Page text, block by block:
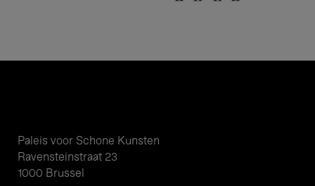
Paleis voor Schone Kunsten
Ravensteinstraat 23
1000 Brussel